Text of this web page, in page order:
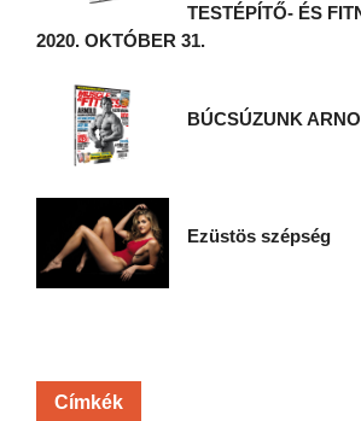
TESTÉPÍTŐ- ÉS
2020. OKTÓBER 31.
BÚCSÚZUNK
Ezüstös szépség
Címkék